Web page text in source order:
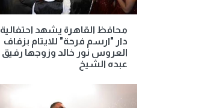
محافظ القاهرة يشهد احتفالية
دار "ارسم فرحة" للايتام بزفاف
العروس نور خالد وزوجها رفيق
عبده الشيخ